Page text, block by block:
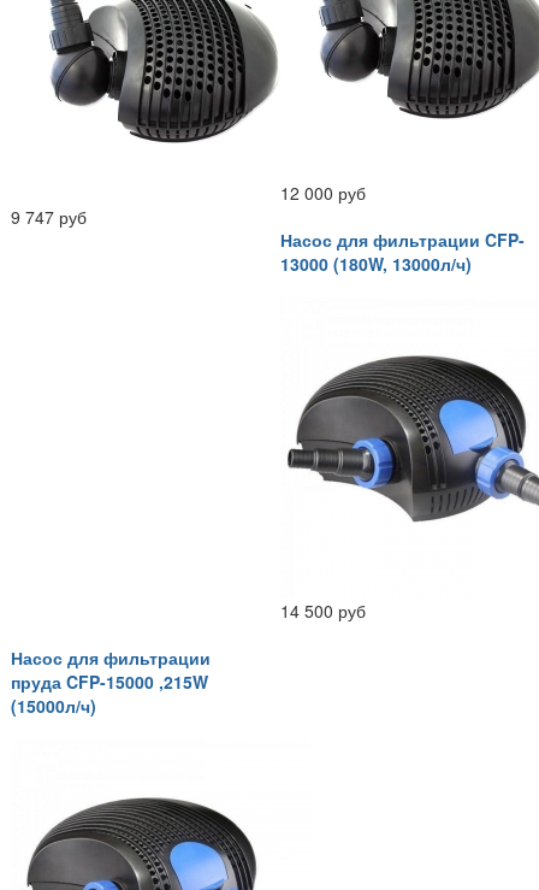
9 747 руб
12 000 руб
Насос для фильтрации CFP-
13000 (180W, 13000л/ч)
14 500 руб
Насос для фильтрации
пруда CFP-15000 ,215W
(15000л/ч)